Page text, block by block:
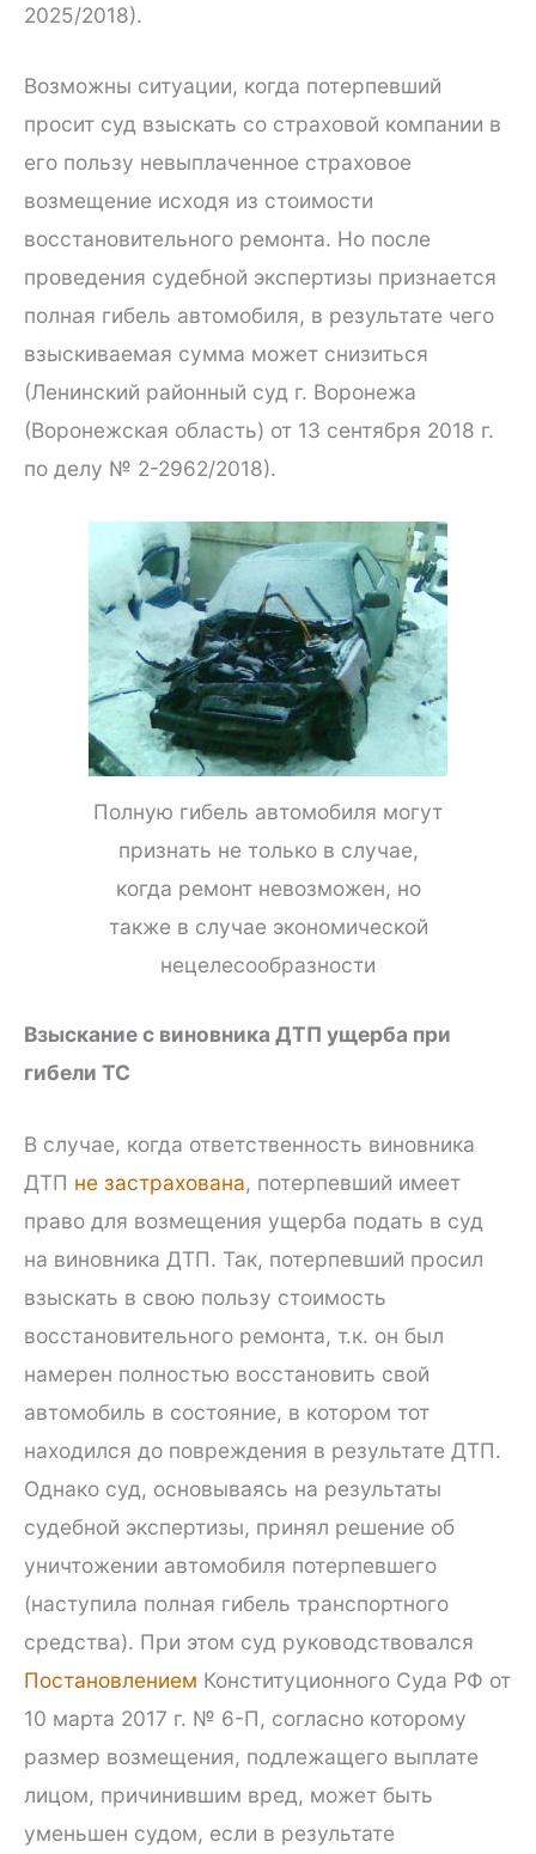
2025/2018).
Возможны ситуации, когда потерпевший
просит суд взыскать со страховой компании в
его пользу невыплаченное страховое
возмещение исходя из стоимости
восстановительного ремонта. Но после
проведения судебной экспертизы признается
полная гибель автомобиля, в результате чего
взыскиваемая сумма может снизиться
(Ленинский районный суд г. Воронежа
(Воронежская область) от 13 сентября 2018 г.
по делу № 2-2962/2018).
Полную гибель автомобиля могут
признать не только в случае,
когда ремонт невозможен, но
также в случае экономической
нецелесообразности
Взыскание с виновника ДТП ущерба при
гибели ТС
В случае, когда ответственность виновника
ДТП не застрахована, потерпевший имеет
право для возмещения ущерба подать в суд
на виновника ДТП. Так, потерпевший просил
взыскать в свою пользу стоимость
восстановительного ремонта, т.к. он был
намерен полностью восстановить свой
автомобиль в состояние, в котором тот
находился до повреждения в результате ДТП.
Однако суд, основываясь на результаты
судебной экспертизы, принял решение об
уничтожении автомобиля потерпевшего
(наступила полная гибель транспортного
средства). При этом суд руководствовался
Постановлением Конституционного Суда РФ от
10 марта 2017 г. № 6-П, согласно которому
размер возмещения, подлежащего выплате
лицом, причинившим вред, может быть
уменьшен судом, если в результате